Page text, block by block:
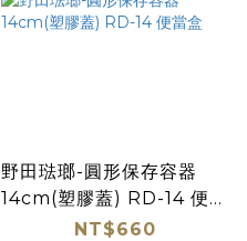
野田琺瑯-圓形保存容器
14cm(塑膠蓋) RD-14 便當
NT$660